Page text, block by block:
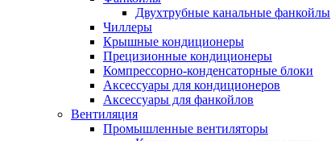
Двухтрубные канальные фанкойлы
Чиллеры
Крышные кондиционеры
Прецизионные кондиционеры
Компрессорно-конденсаторные блоки
Аксессуары для кондиционеров
Аксессуары для фанкойлов
Вентиляция
Промышленные вентиляторы